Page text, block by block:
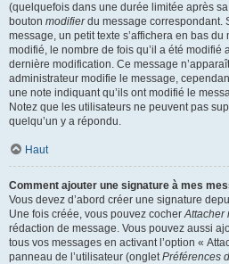
(quelquefois dans une durée limitée après
bouton modifierdu message correspondant.
message, un petit texte s’affichera en bas du
modifié, le nombre de fois qu’il a été modifié
dernière modification. Ce message
administrateur modifie le message,
une note indiquant qu’ils ont modifié le
Notez que les utilisateurs ne peuvent pas
quelqu’un y a répondu.
Haut
Comment ajouter une signature à mes
Vous devez d’abord créer une signature
Une fois créée, vous pouvez cocherAttacher
rédaction de message. Vous pouvez aussi
tous vos messages en activant l’option «
panneau de l’utilisateur (ongletPréférences